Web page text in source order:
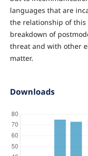
languages that are
the relationship of
breakdown of
threat and with other
matter.
Downloads